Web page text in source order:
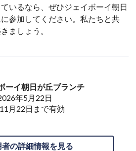
いるなら、ぜひジェイボーイ朝日
参加してください。私たちと共
ましょう。
ーイ朝日が丘ブランチ
年5月22日
月22日まで有効
の詳細情報を見る